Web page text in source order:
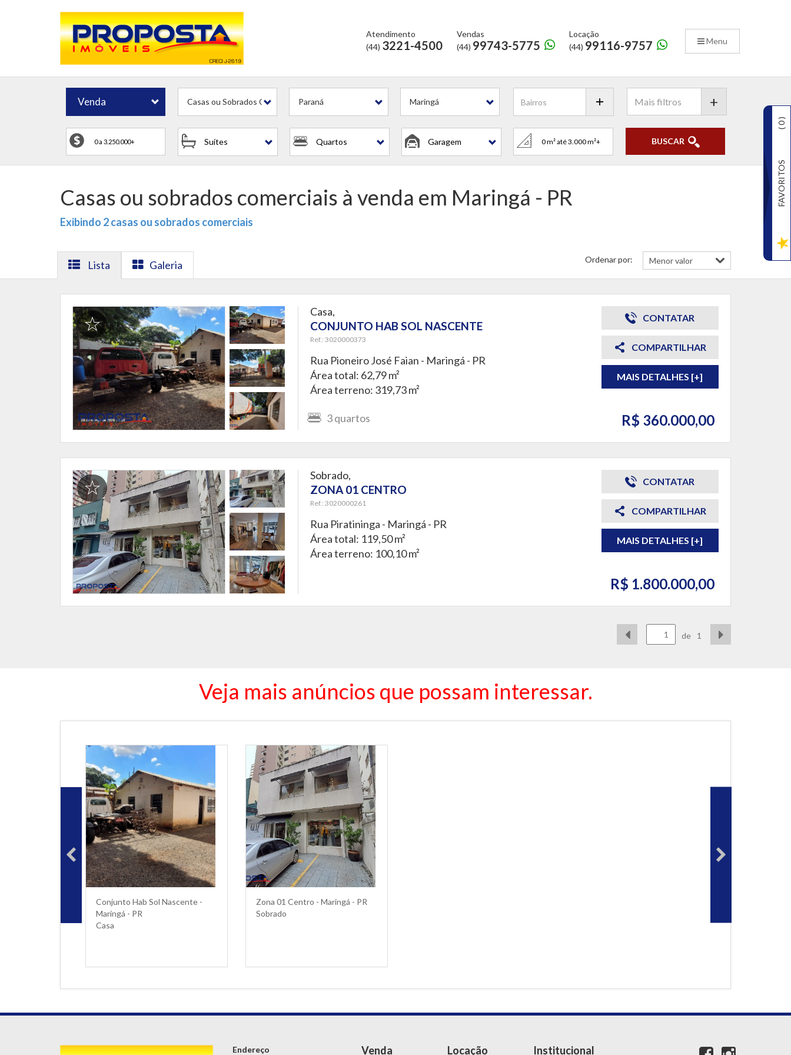
Menu
Atendimento
(44) 3221-4500
Vendas
(44) 99743-5775
Locação
(44) 99116-9757
Venda Casas ou Sobrados ComerciaisParaná Maringá
Suítes Quartos Garagem
+
BUSCAR
Casas ou sobrados comerciais à venda em Maringá - PR
Exibindo 2 casas ou sobrados comerciais
Lista Galeria Ordenar por:
Casa,
CONJUNTO HAB SOL NASCENTE
Ref.: 3020000373
Rua Pioneiro José Faian - Maringá - PR
Área total: 62,79 m²
Área terreno: 319,73 m²
3quartos
CONTATAR
COMPARTILHAR
MAIS DETALHES [+]
R$ 360.000,00
Sobrado,
ZONA 01 CENTRO
Ref.: 3020000261
Rua Piratininga - Maringá - PR
Área total: 119,50 m²
Área terreno: 100,10 m²
CONTATAR
COMPARTILHAR
MAIS DETALHES [+]
R$ 1.800.000,00
de 1
Veja mais anúncios que possam interessar.
Conjunto Hab Sol Nascente -
Maringá - PR
Casa
Zona 01 Centro - Maringá - PR
Sobrado
FAVORITOS
(
0
)
Endereço Venda Locação Institucional